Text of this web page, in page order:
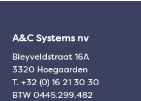
A&C Systems nv
Bleyveldstraat 16A
3320 Hoegaarden
T. +32 (0) 16 21 30 30
BTW 0445.299.482